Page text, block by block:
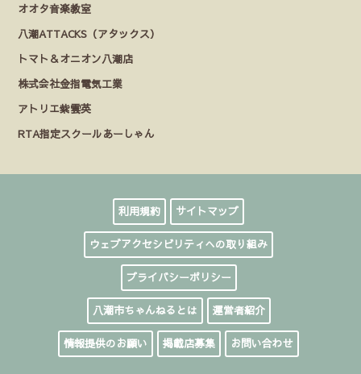
オオタ音楽教室
八潮ATTACKS（アタックス）
トマト＆オニオン八潮店
株式会社金指電気工業
アトリエ紫雲英
RTA指定スクールあーしゃん
利用規約 サイトマップ
ウェブアクセシビリティへの取り組み
プライバシーポリシー
八潮市ちゃんねるとは 運営者紹介
情報提供のお願い 掲載店募集 お問い合わせ